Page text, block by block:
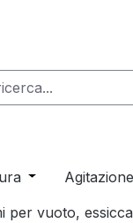
per
menu
Open or close
from the
the dropdown
per vuoto,